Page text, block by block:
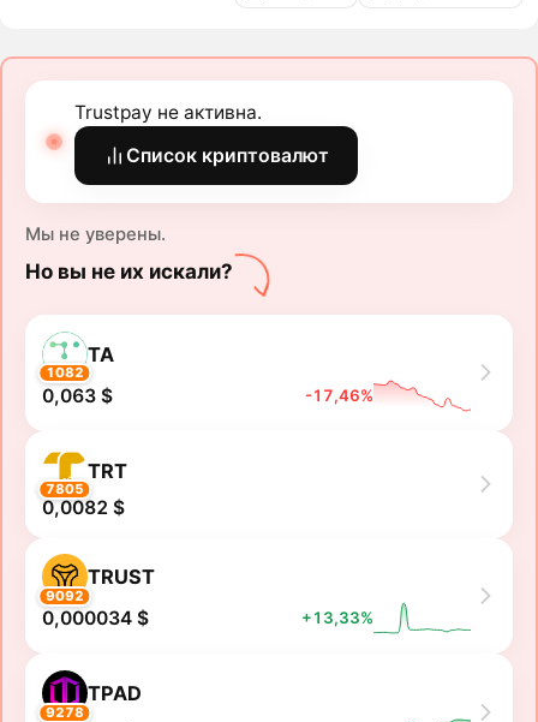
Trustpay не активна.
Список криптовалют
Мы не уверены.
Но вы не их искали?
1082
TA
0,063 $ -17,46%
7805
TRT
0,0082 $
9092
TRUST
0,000034 $ +13,33%
9278
TPAD